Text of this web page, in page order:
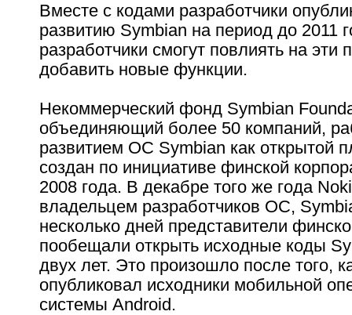
Вместе с кодами разработчики
развитию Symbian на период до 2011
разработчики смогут повлиять на эти
добавить новые функции.
Некоммерческий фонд Symbian
объединяющий более 50 компаний,
развитием ОС Symbian как открытой
создан по инициативе финской
2008 года. В декабре того же года
владельцем разработчиков ОС,
несколько дней представители
пообещали открыть исходные коды
двух лет. Это произошло после того,
опубликовал исходники мобильной
системы Android.